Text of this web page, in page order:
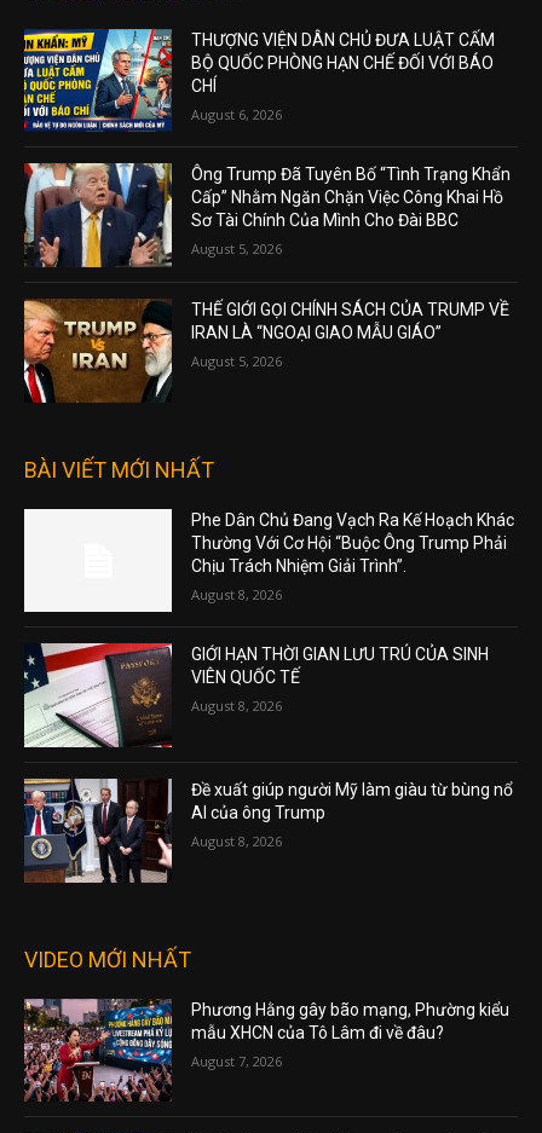
THƯỢNG VIỆN DÂN CHỦ ĐƯA LUẬT CẤM
BỘ QUỐC PHÒNG HẠN CHẾ ĐỐI VỚI BÁO
CHÍ
August 6, 2026
Ông Trump Đã Tuyên Bố “Tình Trạng Khẩn
Cấp” Nhằm Ngăn Chặn Việc Công Khai Hồ
Sơ Tài Chính Của Mình Cho Đài BBC
August 5, 2026
THẾ GIỚI GỌI CHÍNH SÁCH CỦA TRUMP VỀ
IRAN LÀ “NGOẠI GIAO MẪU GIÁO”
August 5, 2026
BÀI VIẾT MỚI NHẤT
Phe Dân Chủ Đang Vạch Ra Kế Hoạch Khác
Thường Với Cơ Hội “Buộc Ông Trump Phải
Chịu Trách Nhiệm Giải Trình”.
August 8, 2026
GIỚI HẠN THỜI GIAN LƯU TRÚ CỦA SINH
VIÊN QUỐC TẾ
August 8, 2026
Đề xuất giúp người Mỹ làm giàu từ bùng nổ
AI của ông Trump
August 8, 2026
VIDEO MỚI NHẤT
Phương Hằng gây bão mạng, Phường kiểu
mẫu XHCN của Tô Lâm đi về đâu?
August 7, 2026